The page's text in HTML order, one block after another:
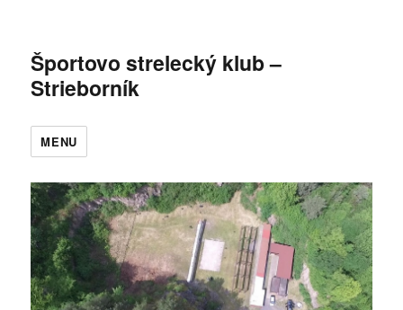
Športovo strelecký klub –
Strieborník
MENU